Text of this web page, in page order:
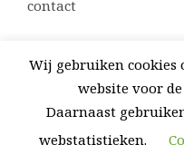
contact
Ondersteund door
Wij gebruiken cookies
website voor
Daarnaast
webstatistieken.